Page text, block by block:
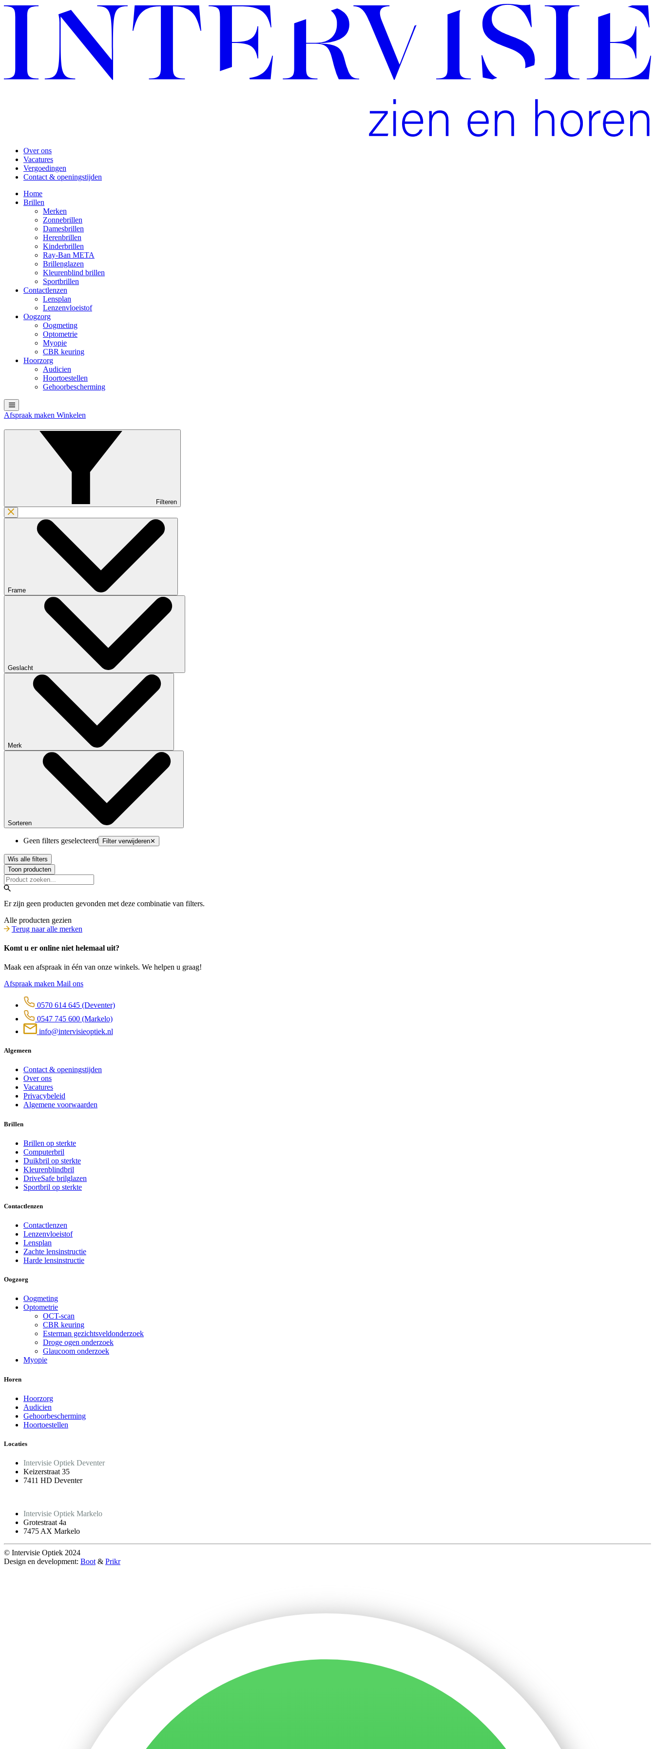
Over ons
Vacatures
Vergoedingen
Contact & openingstijden
Home
Brillen
Merken
Zonnebrillen
Damesbrillen
Herenbrillen
Kinderbrillen
Ray-Ban META
Brillenglazen
Kleurenblind brillen
Sportbrillen
Contactlenzen
Lensplan
Lenzenvloeistof
Oogzorg
Oogmeting
Optometrie
Myopie
CBR keuring
Hoorzorg
Audicien
Hoortoestellen
Gehoorbescherming
Afspraak maken Winkelen
Filteren
Frame
Geslacht
Merk
Sorteren
Geen filters geselecteerd Filter verwijderen✕
Wis alle filters
Toon producten
Er zijn geen producten gevonden met deze combinatie van filters.
Alle producten gezien
Terug naar alle merken
Komt u er online niet helemaal uit?
Maak een afspraak in één van onze winkels. We helpen u graag!
Afspraak maken Mail ons
0570 614 645 (Deventer)
0547 745 600 (Markelo)
info@intervisieoptiek.nl
Algemeen
Contact & openingstijden
Over ons
Vacatures
Privacybeleid
Algemene voorwaarden
Brillen
Brillen op sterkte
Computerbril
Duikbril op sterkte
Kleurenblindbril
DriveSafe brilglazen
Sportbril op sterkte
Contactlenzen
Contactlenzen
Lenzenvloeistof
Lensplan
Zachte lensinstructie
Harde lensinstructie
Oogzorg
Oogmeting
Optometrie
OCT-scan
CBR keuring
Esterman gezichtsveldonderzoek
Droge ogen onderzoek
Glaucoom onderzoek
Myopie
Horen
Hoorzorg
Audicien
Gehoorbescherming
Hoortoestellen
Locaties
Intervisie Optiek Deventer
Keizerstraat 35
7411 HD Deventer
Intervisie Optiek Markelo
Grotestraat 4a
7475 AX Markelo
© Intervisie Optiek 2024
Design en development: Boot & Prikr